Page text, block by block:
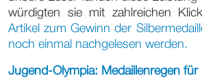
würdigten sie mit zahlreichen
Artikel zum Gewinn der
noch einmal nachgelesen werden.
Jugend-Olympia: Medaillenregen für